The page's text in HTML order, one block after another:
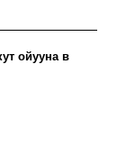
ойууна в